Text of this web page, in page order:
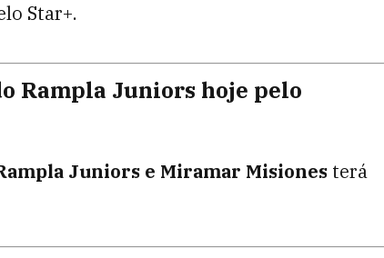
Star+.
Rampla Juniors hoje pelo
Juniors e Miramar Misiones terá